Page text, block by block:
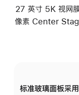
27 英寸 5K 视网
像素 Center
标准玻璃面板采